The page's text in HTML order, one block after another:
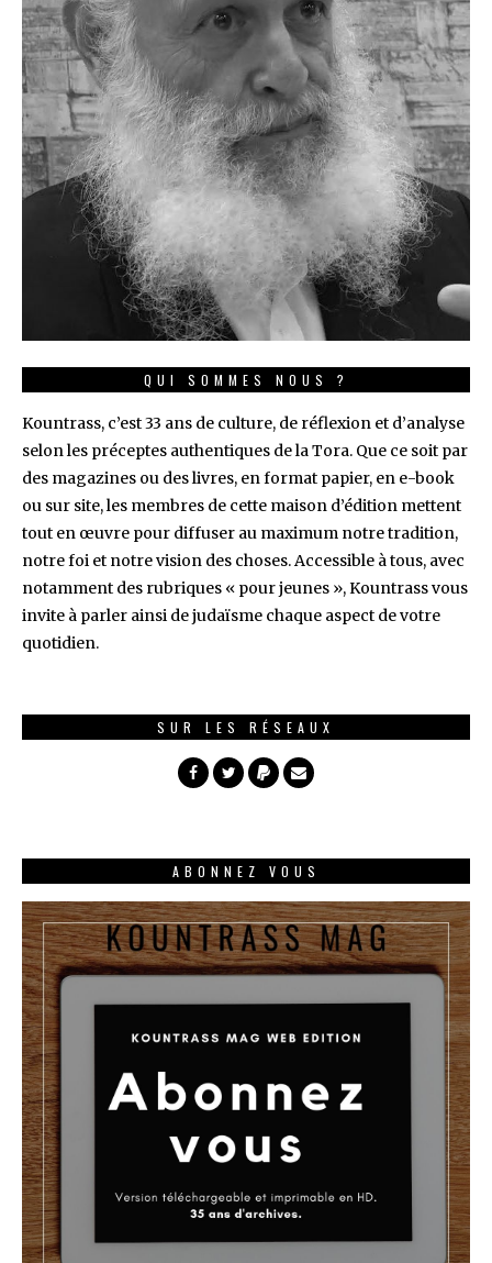
QUI SOMMES NOUS ?
Kountrass, c’est 33 ans de culture, de réflexion et d’analyse
selon les préceptes authentiques de la Tora. Que ce soit par
des magazines ou des livres, en format papier, en e-book
ou sur site, les membres de cette maison d’édition mettent
tout en œuvre pour diffuser au maximum notre tradition,
notre foi et notre vision des choses. Accessible à tous, avec
notamment des rubriques « pour jeunes », Kountrass vous
invite à parler ainsi de judaïsme chaque aspect de votre
quotidien.
SUR LES RÉSEAUX
ABONNEZ VOUS